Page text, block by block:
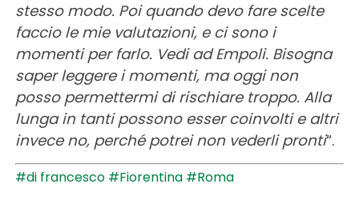
stesso modo. Poi quando devo fare scelte
faccio le mie valutazioni, e ci sono i
momenti per farlo. Vedi ad Empoli. Bisogna
saper leggere i momenti, ma oggi non
posso permettermi di rischiare troppo. Alla
lunga in tanti possono esser coinvolti e altri
invece no, perché potrei non vederli pronti“.
#di francesco #Fiorentina #Roma